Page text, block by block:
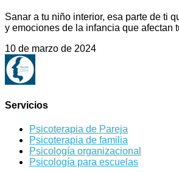
Sanar a tu niño interior, esa parte de ti
y emociones de la infancia que afectan
10 de marzo de 2024
Servicios
Psicoterapia de Pareja
Psicoterapia de familia
Psicología organizacional
Psicología para escuelas